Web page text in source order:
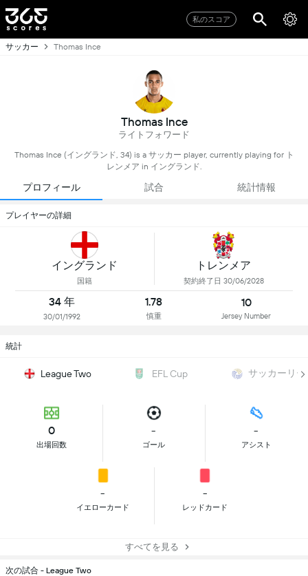
私のスコア
サッカー Thomas Ince
Thomas Ince
ライトフォワード
Thomas Ince (イングランド, 34) is a サッカー player, currently playing for ト
レンメア in イングランド.
プロフィール 試合 統計情報
プレイヤーの詳細
イングランド
国籍
トレンメア
契約終了日 30/06/2028
34 年
30/01/1992
1.78
慎重
10
Jersey Number
統計
League Two EFL Cup サッカーリー
0
出場回数
-
ゴール
-
アシスト
-
イエローカード
-
レッドカード
すべてを見る
次の試合 - League Two